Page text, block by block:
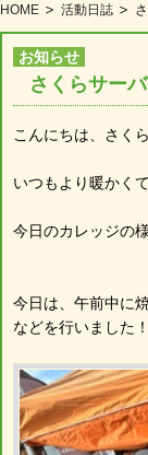
HOME 活動日誌
お知らせ
さくらサー
こんにちは、さく
いつもより暖かく
今日のカレッジの
今日は、午前中に
などを行いました！